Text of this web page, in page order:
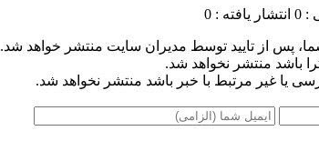
0 انتشار یافته : 0
پس از تایید توسط مدیران سایت منتشر خواهد شد.
باشد منتشر نخواهد شد.
یا غیر مرتبط با خبر باشد منتشر نخواهد شد.